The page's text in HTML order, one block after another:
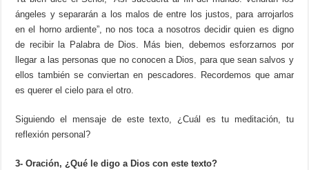
ángeles y separarán a los malos de entre los justos, para arrojarlos
en el horno ardiente”, no nos toca a nosotros decidir quien es digno
de recibir la Palabra de Dios. Más bien, debemos esforzarnos por
llegar a las personas que no conocen a Dios, para que sean salvos y
ellos también se conviertan en pescadores. Recordemos que amar
es querer el cielo para el otro.
Siguiendo el mensaje de este texto, ¿Cuál es tu meditación, tu
reflexión personal?
3- Oración, ¿Qué le digo a Dios con este texto?